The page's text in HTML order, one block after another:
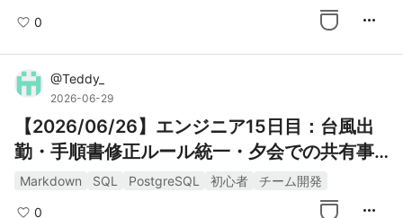
0 more_horiz
@Teddy_
2026-06-29
【2026/06/26】エンジニア15日目：台風出
勤・手順書修正ルール統一・夕会での共有事
項
Markdown SQL PostgreSQL 初心者 チーム開発
0 more_horiz